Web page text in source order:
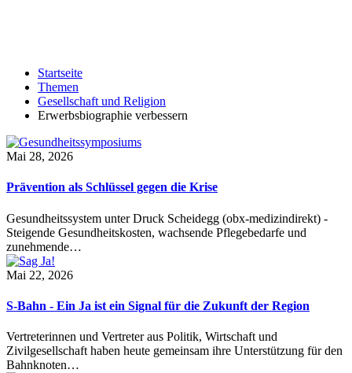
Startseite
Themen
Gesellschaft und Religion
Erwerbsbiographie verbessern
Mai 28, 2026
Prävention als Schlüssel gegen die Krise
Gesundheitssystem unter Druck Scheidegg (obx-medizindirekt) -
Steigende Gesundheitskosten, wachsende Pflegebedarfe und
zunehmende…
Mai 22, 2026
S-Bahn - Ein Ja ist ein Signal für die Zukunft der Region
Vertreterinnen und Vertreter aus Politik, Wirtschaft und
Zivilgesellschaft haben heute gemeinsam ihre Unterstützung für den
Bahnknoten…